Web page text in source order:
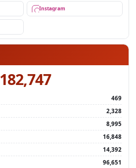
Instagram
182,747
469
2,328
8,995
16,848
14,392
96,651